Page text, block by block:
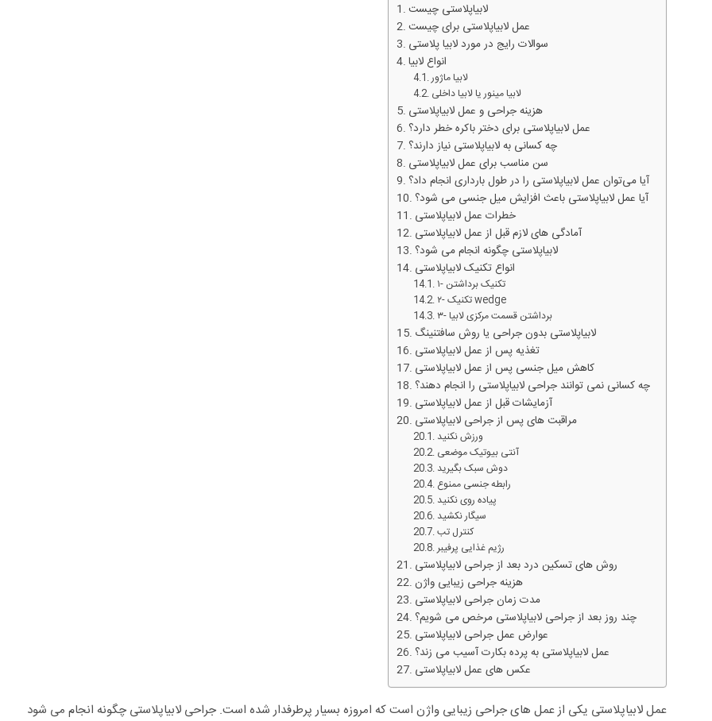
لابیاپلاستی چیست
عمل لابیاپلاستی برای چیست
سوالات رایج در مورد لابیا پلاستی
انواع لابیا
لابیا ماژور
لابیا مینور یا لابیا داخلی
هزینه جراحی و عمل لابیاپلاستی
عمل لابیاپلاستی برای دختر باکره خطر دارد؟
چه کسانی به لابیاپلاستی نیاز دارند؟
سن مناسب برای عمل لابیاپلاستی
آیا می‌توان عمل لابیاپلاستی را در طول بارداری انجام داد؟
آیا عمل لابیاپلاستی باعث افزایش میل جنسی می شود؟
خطرات عمل لابیاپلاستی
آمادگی های لازم قبل از عمل لابیاپلاستی
لابیاپلاستی چگونه انجام می شود؟
انواع تکنیک لابیاپلاستی
۱- تکنیک برداشتن
۲- تکنیک wedge
۳- برداشتن قسمت مرکزی لابیا
لابیاپلاستی بدون جراحی یا روش سافتنینگ
تغذیه پس از عمل لابیاپلاستی
کاهش میل جنسی پس از عمل لابیاپلاستی
چه کسانی نمی توانند جراحی لابیاپلاستی را انجام دهند؟
آزمایشات قبل از عمل لابیاپلاستی
مراقبت های پس از جراحی لابیاپلاستی
ورزش نکنید
آنتی بیوتیک موضعی
دوش سبک بگیرید
رابطه جنسی ممنوع
پیاده روی نکنید
سیگار نکشید
کنترل تب
رژیم غذایی پرفیبر
روش های تسکین درد بعد از جراحی لابیاپلاستی
هزینه جراحی زیبایی واژن
مدت زمان جراحی لابیاپلاستی
چند روز بعد از جراحی لابیاپلاستی مرخص می شویم؟
عوارض عمل جراحی لابیاپلاستی
عمل لابیاپلاستی به پرده بکارت آسیب می زند؟
عکس های عمل لابیاپلاستی
عمل لابیاپلاستی یکی از عمل های جراحی زیبایی واژن است که امروزه بسیار پرطرفدار شده است. جراحی لابیاپلاستی چگونه انجام می شود
زگیل تناسلی از تشخیص تا درمان +ویدئو